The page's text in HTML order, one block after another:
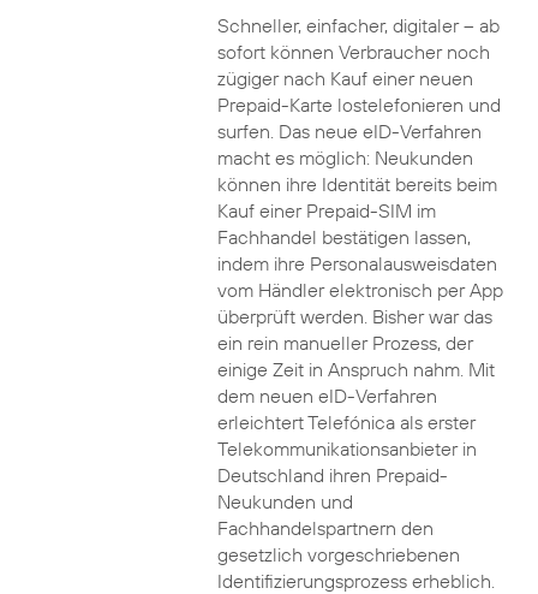
Schneller, einfacher, digitaler – ab
sofort können Verbraucher noch
zügiger nach Kauf einer neuen
Prepaid-Karte lostelefonieren und
surfen. Das neue eID-Verfahren
macht es möglich: Neukunden
können ihre Identität bereits beim
Kauf einer Prepaid-SIM im
Fachhandel bestätigen lassen,
indem ihre Personalausweisdaten
vom Händler elektronisch per App
überprüft werden. Bisher war das
ein rein manueller Prozess, der
einige Zeit in Anspruch nahm. Mit
dem neuen eID-Verfahren
erleichtert Telefónica als erster
Telekommunikationsanbieter in
Deutschland ihren Prepaid-
Neukunden und
Fachhandelspartnern den
gesetzlich vorgeschriebenen
Identifizierungsprozess erheblich.